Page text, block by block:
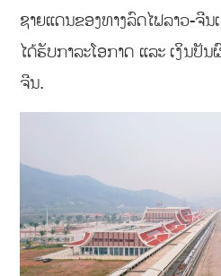
ຊາຍແດນຂອງທາງລົດໄຟລາວ-ຈີ
ໄດ້ຮັບກາລະໂອກາດ ແລະ ເງິນປັ
ຈີນ.